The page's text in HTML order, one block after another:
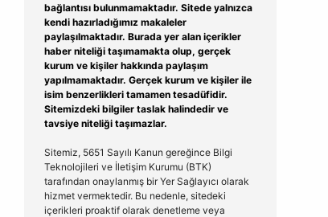
bağlantısı bulunmamaktadır. Sitede yalnızca
kendi hazırladığımız makaleler
paylaşılmaktadır. Burada yer alan içerikler
haber niteliği taşımamakta olup, gerçek
kurum ve kişiler hakkında paylaşım
yapılmamaktadır. Gerçek kurum ve kişiler ile
isim benzerlikleri tamamen tesadüfidir.
Sitemizdeki bilgiler taslak halindedir ve
tavsiye niteliği taşımazlar.
Sitemiz, 5651 Sayılı Kanun gereğince Bilgi
Teknolojileri ve İletişim Kurumu (BTK)
tarafından onaylanmış bir Yer Sağlayıcı olarak
hizmet vermektedir. Bu nedenle, sitedeki
içerikleri proaktif olarak denetleme veya